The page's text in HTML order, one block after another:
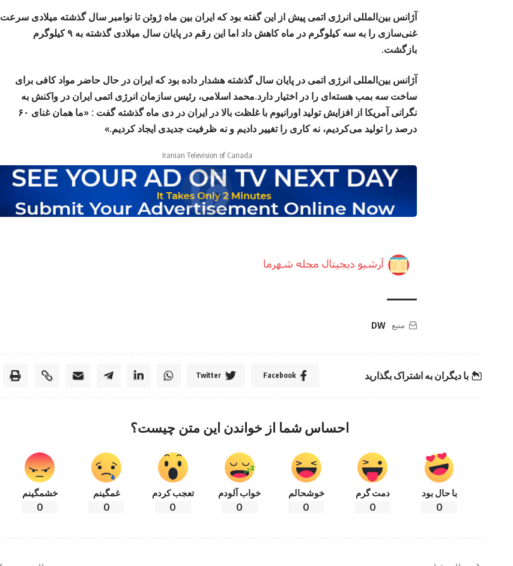
آژانس بین‌المللی انرژی اتمی پیش از این گفته بود که ایران بین ماه ژوئن تا نوامبر سال گذشته میلادی سرعت
غنی‌سازی را به سه کیلوگرم در ماه کاهش داد اما این رقم در پایان سال میلادی گذشته به ۹ کیلوگرم
بازگشت.
آژانس بین‌المللی انرژی اتمی در پایان سال گذشته هشدار داده بود که ایران در حال حاضر مواد کافی برای
ساخت سه بمب هسته‌ای را در اختیار دارد.محمد اسلامی، رئیس سازمان انرژی اتمی ایران در واکنش به
نگرانی آمریکا از افزایش تولید اورانیوم با غلظت بالا در ایران در دی‌ ماه گذشته گفت : «ما همان غنای ۶۰
درصد را تولید می‌کردیم، نه کاری را تغییر دادیم و نه ظرفیت جدیدی ایجاد کردیم.»
Iranian Television of Canada
منبع DW
با دیگران به اشتراک بگذارید Facebook
Twitter
احساس شما از خواندن این متن چیست؟
با حال بود
0
دمت گرم
0
خوشحالم
0
خواب آلودم
0
تعجب کردم
0
غمگینم
0
خشمگینم
0